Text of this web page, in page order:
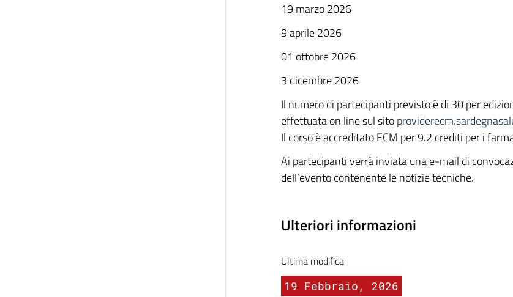
19 marzo 2026
9 aprile 2026
01 ottobre 2026
3 dicembre 2026
Il numero di partecipanti previsto è di 30 per
effettuata on line sul sito
Il corso è accreditato ECM per 9.2 crediti per i
Ai partecipanti verrà inviata una e-mail di
dell’evento contenente le notizie tecniche.
Ulteriori informazioni
Ultima modifica
19 Febbraio, 2026